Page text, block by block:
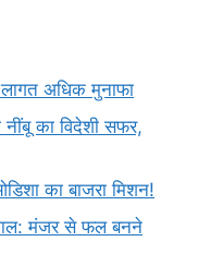
लागत अधिक मुनाफा
का विदेशी सफर,
का बाजरा मिशन!
मंजर से फल बनने